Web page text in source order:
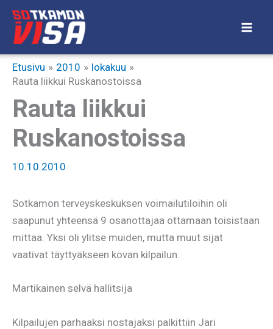
Siirry
sisältöön
Etusivu 2010
lokakuu
Rauta liikkui Ruskanostoissa
Rauta liikkui
Ruskanostoissa
10.10.2010
Sotkamon terveyskeskuksen voimailutiloihin oli
saapunut yhteensä 9 osanottajaa ottamaan toisistaan
mittaa. Yksi oli ylitse muiden, mutta muut sijat
vaativat täyttyäkseen kovan kilpailun.
Martikainen selvä hallitsija
Kilpailujen parhaaksi nostajaksi palkittiin Jari